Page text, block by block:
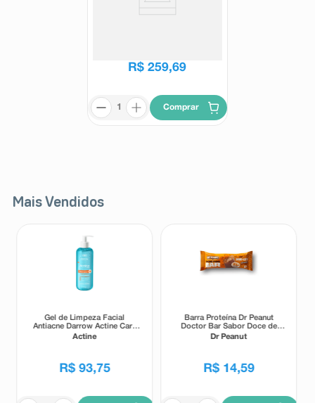
Deksa 30mg 30 Cápsulas Duras
R$ 259,69
Comprar
Mais Vendidos
Gel de Limpeza Facial
Antiacne Darrow Actine Care
Alta Tolerância 400g
Actine
R$ 93,75
Barra Proteína Dr Peanut
Doctor Bar Sabor Doce de
Leite 62g
Dr Peanut
R$ 14,59